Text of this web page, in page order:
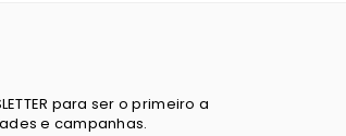
para ser o primeiro a
e campanhas.